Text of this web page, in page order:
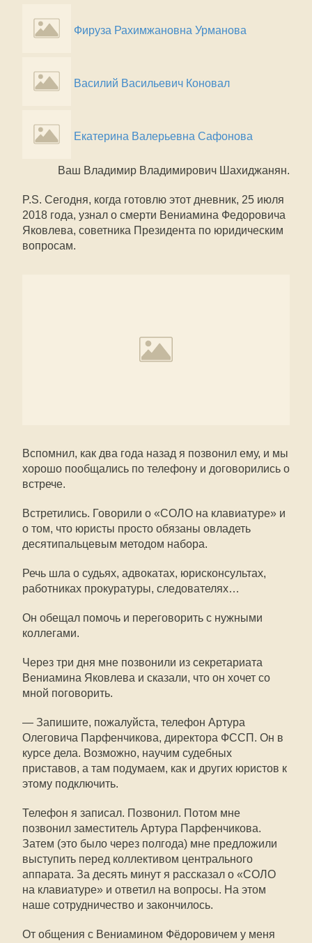
Фируза Рахимжановна Урманова
Василий Васильевич Коновал
Екатерина Валерьевна Сафонова
Ваш Владимир Владимирович Шахиджанян.
P.S. Сегодня, когда готовлю этот дневник, 25 июля
2018 года, узнал о смерти Вениамина Федоровича
Яковлева, советника Президента по юридическим
вопросам.
Вспомнил, как два года назад я позвонил ему, и мы
хорошо пообщались по телефону и договорились о
встрече.
Встретились. Говорили о «СОЛО на клавиатуре» и
о том, что юристы просто обязаны овладеть
десятипальцевым методом набора.
Речь шла о судьях, адвокатах, юрисконсультах,
работниках прокуратуры, следователях…
Он обещал помочь и переговорить с нужными
коллегами.
Через три дня мне позвонили из секретариата
Вениамина Яковлева и сказали, что он хочет со
мной поговорить.
— Запишите, пожалуйста, телефон Артура
Олеговича Парфенчикова, директора ФССП. Он в
курсе дела. Возможно, научим судебных
приставов, а там подумаем, как и других юристов к
этому подключить.
Телефон я записал. Позвонил. Потом мне
позвонил заместитель Артура Парфенчикова.
Затем (это было через полгода) мне предложили
выступить перед коллективом центрального
аппарата. За десять минут я рассказал о «СОЛО
на клавиатуре» и ответил на вопросы. На этом
наше сотрудничество и закончилось.
От общения с Вениамином Фёдоровичем у меня